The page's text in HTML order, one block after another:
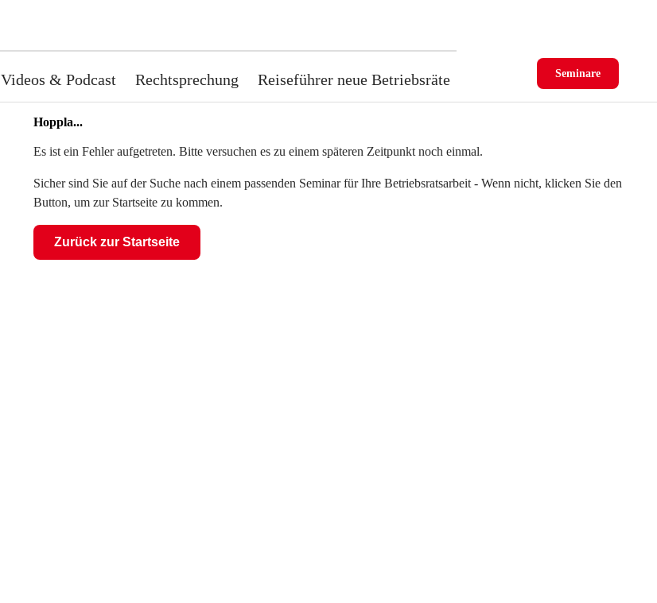
Videos & Podcast Rechtsprechung Reiseführer neue Betriebsräte Seminare
Hoppla...
Es ist ein Fehler aufgetreten. Bitte versuchen es zu einem späteren Zeitpunkt noch einmal.
Sicher sind Sie auf der Suche nach einem passenden Seminar für Ihre Betriebsratsarbeit - Wenn nicht, klicken Sie den
Button, um zur Startseite zu kommen.
Zurück zur Startseite